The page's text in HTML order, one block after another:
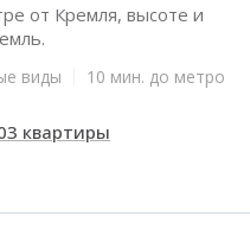
от Кремля, высоте и
виды 10 мин. до метро
квартиры